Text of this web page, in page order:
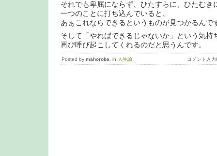
それでも卑屈にならず、ひたすらに、ひたむき
一つのことに打ち込んでいると、
あぁこれならできるというものが見つかるんで
そして「やればできるじゃないか」という気持
再び呼び起こしてくれるのだと思うんです。
Posted by mahoroba , in 人生論 コメント入力